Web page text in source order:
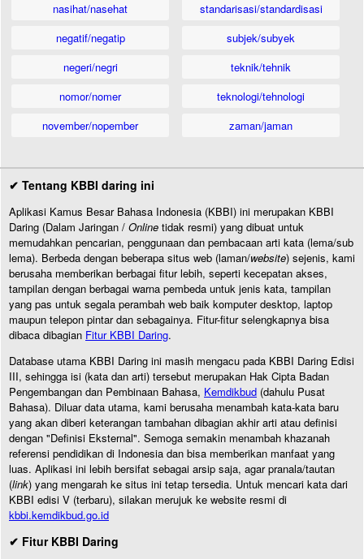
nasihat/nasehat
negatif/negatip
negeri/negri
nomor/nomer
november/nopember
standarisasi/standardisasi
subjek/subyek
teknik/tehnik
teknologi/tehnologi
zaman/jaman
✔ Tentang KBBI daring ini
Aplikasi Kamus Besar Bahasa Indonesia (KBBI) ini merupakan KBBI
Daring (Dalam Jaringan / Online tidak resmi) yang dibuat untuk
memudahkan pencarian, penggunaan dan pembacaan arti kata (lema/sub
lema). Berbeda dengan beberapa situs web (laman/website) sejenis, kami
berusaha memberikan berbagai fitur lebih, seperti kecepatan akses,
tampilan dengan berbagai warna pembeda untuk jenis kata, tampilan
yang pas untuk segala perambah web baik komputer desktop, laptop
maupun telepon pintar dan sebagainya. Fitur-fitur selengkapnya bisa
dibaca dibagian Fitur KBBI Daring.
Database utama KBBI Daring ini masih mengacu pada KBBI Daring Edisi
III, sehingga isi (kata dan arti) tersebut merupakan Hak Cipta Badan
Pengembangan dan Pembinaan Bahasa, Kemdikbud (dahulu Pusat
Bahasa). Diluar data utama, kami berusaha menambah kata-kata baru
yang akan diberi keterangan tambahan dibagian akhir arti atau definisi
dengan "Definisi Eksternal". Semoga semakin menambah khazanah
referensi pendidikan di Indonesia dan bisa memberikan manfaat yang
luas. Aplikasi ini lebih bersifat sebagai arsip saja, agar pranala/tautan
(link) yang mengarah ke situs ini tetap tersedia. Untuk mencari kata dari
KBBI edisi V (terbaru), silakan merujuk ke website resmi di
kbbi.kemdikbud.go.id
✔ Fitur KBBI Daring